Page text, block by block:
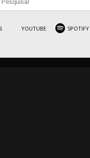
YOUTUBE SPOTIFY